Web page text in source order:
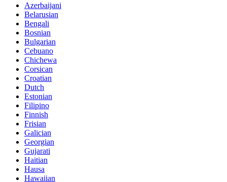
Azerbaijani
Belarusian
Bengali
Bosnian
Bulgarian
Cebuano
Chichewa
Corsican
Croatian
Dutch
Estonian
Filipino
Finnish
Frisian
Galician
Georgian
Gujarati
Haitian
Hausa
Hawaiian